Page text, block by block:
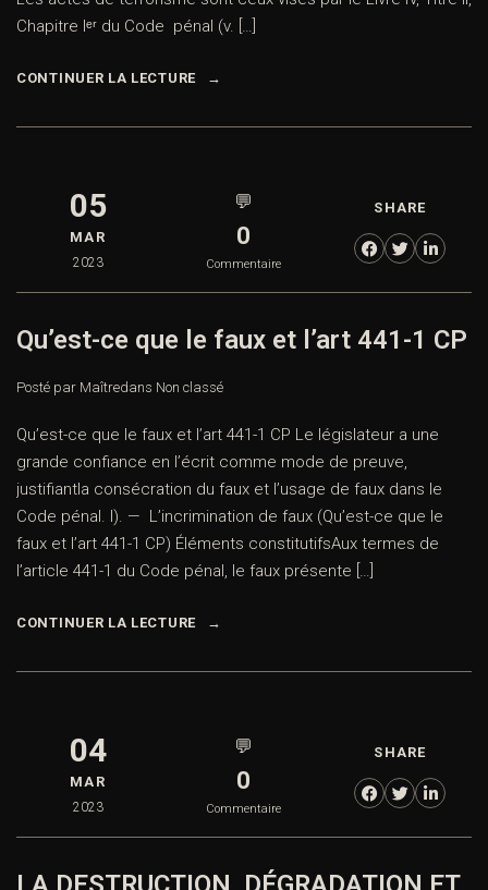
Chapitre Iᵉʳ du Code pénal (v. […]
CONTINUER LA LECTURE
05
MAR
2023
💬
0
Commentaire
SHARE
Qu’est-ce que le faux et l’art 441-1 CP
Posté par Maîtredans Non classé
Qu’est-ce que le faux et l’art 441-1 CP Le législateur a une
grande confiance en l’écrit comme mode de preuve,
justifiantla consécration du faux et l’usage de faux dans le
Code pénal. I). — L’incrimination de faux (Qu’est-ce que le
faux et l’art 441-1 CP) Éléments constitutifsAux termes de
l’article 441-1 du Code pénal, le faux présente […]
CONTINUER LA LECTURE
04
MAR
2023
💬
0
Commentaire
SHARE